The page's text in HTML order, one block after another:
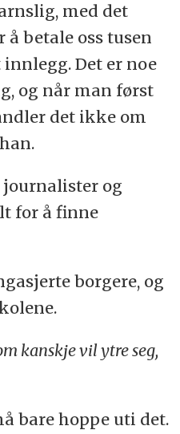
med det
betale oss tusen
Det er noe
og når man først
det ikke om
journalister og
for å finne
borgere, og
kanskje vil ytre seg,
bare hoppe uti det.